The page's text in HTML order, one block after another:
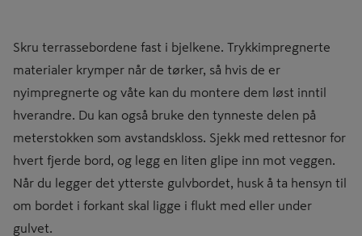
Skru terrassebordene fast i bjelkene. Trykkimpregnerte
materialer krymper når de tørker, så hvis de er
nyimpregnerte og våte kan du montere dem løst inntil
hverandre. Du kan også bruke den tynneste delen på
meterstokken som avstandskloss. Sjekk med rettesnor for
hvert fjerde bord, og legg en liten glipe inn mot veggen.
Når du legger det ytterste gulvbordet, husk å ta hensyn til
om bordet i forkant skal ligge i flukt med eller under
gulvet.